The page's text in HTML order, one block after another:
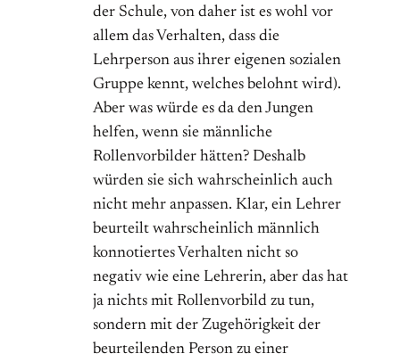
der Schule, von daher ist es wohl vor
allem das Verhalten, dass die
Lehrperson aus ihrer eigenen sozialen
Gruppe kennt, welches belohnt wird).
Aber was würde es da den Jungen
helfen, wenn sie männliche
Rollenvorbilder hätten? Deshalb
würden sie sich wahrscheinlich auch
nicht mehr anpassen. Klar, ein Lehrer
beurteilt wahrscheinlich männlich
konnotiertes Verhalten nicht so
negativ wie eine Lehrerin, aber das hat
ja nichts mit Rollenvorbild zu tun,
sondern mit der Zugehörigkeit der
beurteilenden Person zu einer